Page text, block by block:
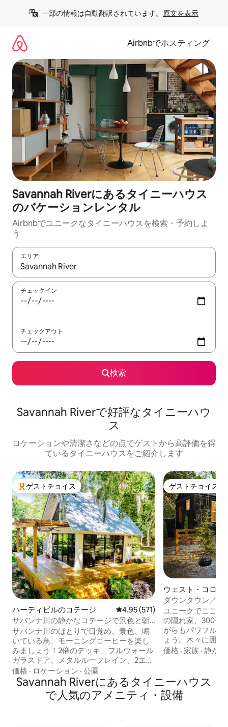
一部の情報は自動翻訳されています。 原文を表示
Airbnbでホスティング
Savannah Riverにあるタイニーハウス
のバケーションレンタル
Airbnbでユニークなタイニーハウスを検索・予約しよ
う
エリア
検索結果が表示されたら、上下の矢印キーを使って移動するか
チェックイン
チェックアウト
検索
Savannah Riverで好評なタイニーハウ
ス
ロケーションや清潔さなどの点でゲストから高評価を得
ているタイニーハウスをご紹介します
大好評のゲストチョイスです。
ゲストチョイス
ハーディビルのコテージ レビュー571件、5つ星中4.95つ
4.95 (571)
サバンナ川の静かなコテージで景色と朝
食を楽しもう
サバンナ川のほとりで目覚め、景色、鳴
いている鳥、モーニングコーヒーを楽し
みましょう！2倍のデッキ、フルウォール
ガラスドア、メタルルーフレイン、2エー
カーのスペインモス、水がドックに当た
るのを眺めながら太陽の下でリラック
ス！本を読んだり、魚を釣ったり、ハイ
キングに行ったりしましょう！朝食、ガ
価格 · ロケーション · 公園
ゲストチョイス
ゲストチョイス
ウェスト・コロン
イニーハウス
ダウンタウン／
ート・ジャクソン
イニーホーム
ユニークでここに
の隠れ家、300平
がらもパワフルな
ょう。木々に囲
保するために完全
テン付きの大き
ルやお一人での旅
家は、Airbnbのフ
価格 ·家族 ·静か
Savannah Riverにあるタイニーハウス
で人気のアメニティ・設備